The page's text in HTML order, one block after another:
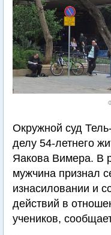
Окружной суд
делу 54-летнего
Яакова Вимера. В
мужчина признал
изнасиловании и
действий в
учеников,